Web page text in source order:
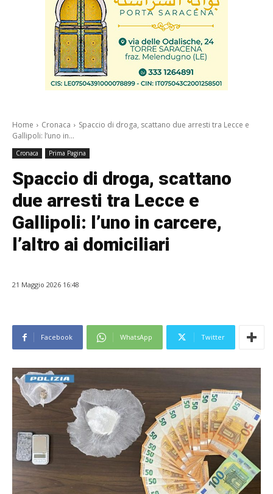
Home Cronaca
Spaccio di droga, scattano due arresti tra Lecce e
Gallipoli: l’uno in...
Cronaca Prima Pagina
Spaccio di droga, scattano
due arresti tra Lecce e
Gallipoli: l’uno in carcere,
l’altro ai domiciliari
21 Maggio 2026 16:48
Facebook WhatsApp Twitter